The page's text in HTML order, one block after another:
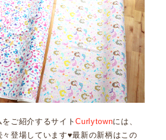
ご紹介するサイトCurlytownには、
登場しています♥最新の新柄はこの